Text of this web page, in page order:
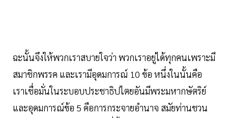
ฉะนั้นจึงให้พวกเราสบายใจว่า พวกเราอยู่ได้ทุกคนเพราะมี
สมาชิกพรรค และเรามีอุดมการณ์ 10 ข้อ หนึ่งในนั้นคือ
เราเชื่อมั่นในระบอบประชาธิปไตยอันมีพระมหากษัตริย์
และอุดมการณ์ข้อ 5 คือการกระจายอำนาจ สมัยท่านชวน